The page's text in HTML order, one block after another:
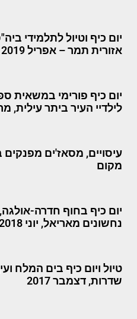
יום כיף וטיול לתלמידי
אזורית תמר – אפריל 2019
יום כיף פורימי במשאית
לילדיי העיר ביתר עילית, מרס
עיסויים, מסאז'ים
מקום
יום כיף בחוף חדרה-
נחשונים מאריאל, יוני 2018
טיול ויום כיף בים המלח
שדרות, דצמבר 2017